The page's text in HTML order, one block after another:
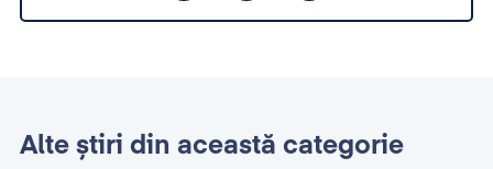
Alte știri din această categorie